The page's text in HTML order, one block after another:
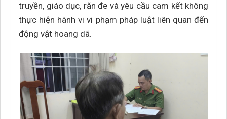
truyền, giáo dục, răn đe và yêu cầu cam kết không
thực hiện hành vi vi phạm pháp luật liên quan đến
động vật hoang dã.